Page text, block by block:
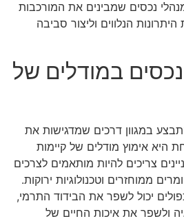
נכסים שמבינים את המורכבות
הנלווים וליצור סביבה
נכסים במודלים של
במגוון דרכים שמדגישות את
היא אימוץ מודלים של קיימות
צריכים להיות מותאמים לצרכים
ממוחזרים וטכנולוגיות ירוקות.
יכול לשפר את הבידוד התרמי,
ולשפר את איכות החיים של